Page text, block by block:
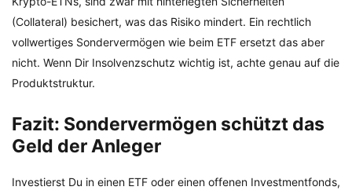
(Collateral) besichert, was das Risiko mindert. Ein rechtlich
vollwertiges Sondervermögen wie beim ETF ersetzt das aber
nicht. Wenn Dir Insolvenzschutz wichtig ist, achte genau auf die
Produktstruktur.
Fazit: Sondervermögen schützt das
Geld der Anleger
Investierst Du in einen ETF oder einen offenen Investmentfonds,